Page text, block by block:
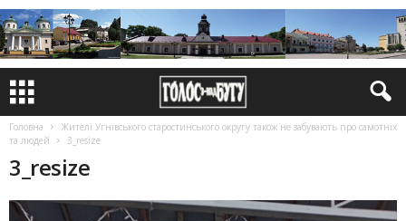
Головна
Жителі Угнівського старос­тинського округу також не забу­вають про самотніх
та людей
3_resize
3_resize